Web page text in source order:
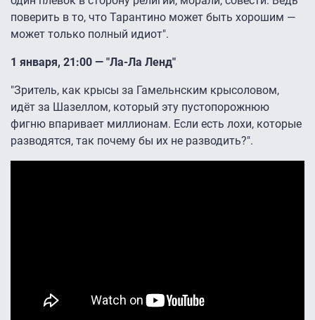
поверить в то, что Тарантино может быть хорошим —
может только полный идиот".
1 января, 21:00 — "Ла-Ла Ленд"
"Зритель, как крысы за Гамельнским крысоловом,
идёт за Шазеллом, который эту пустопорожнюю
фигню впаривает миллионам. Если есть лохи, которые
разводятся, так почему бы их не разводить?".